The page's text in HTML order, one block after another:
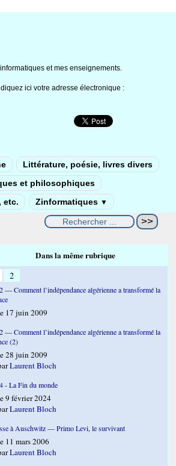
et mes enseignements.
ici votre adresse électronique :
Littérature, poésie, livres divers
et philosophiques
etc. Zinformatiques ▼
Dans la même rubrique
2
— Comment l’indépendance algérienne a transformé la
17 juin 2009
— Comment l’indépendance algérienne a transformé la
(2)
28 juin 2009
Laurent Bloch
- La Fin du monde
9 février 2024
Laurent Bloch
à Auschwitz — Primo Levi, le survivant
11 mars 2006
Laurent Bloch